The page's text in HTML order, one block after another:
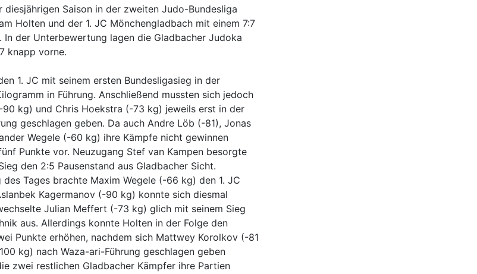
diesjährigen Saison in der zweiten Judo-Bundesliga
Holten und der 1. JC Mönchengladbach mit einem 7:7
In der Unterbewertung lagen die Gladbacher Judoka
knapp vorne.
1. JC mit seinem ersten Bundesligasieg in der
in Führung. Anschließend mussten sich jedoch
90 kg) und Chris Hoekstra (-73 kg) jeweils erst in der
geschlagen geben. Da auch Andre Löb (-81), Jonas
Wegele (-60 kg) ihre Kämpfe nicht gewinnen
Punkte vor. Neuzugang Stef van Kampen besorgte
den 2:5 Pausenstand aus Gladbacher Sicht.
Tages brachte Maxim Wegele (-66 kg) den 1. JC
Kagermanov (-90 kg) konnte sich diesmal
Julian Meffert (-73 kg) glich mit seinem Sieg
aus. Allerdings konnte Holten in der Folge den
Punkte erhöhen, nachdem sich Mattwey Korolkov (-81
kg) nach Waza-ari-Führung geschlagen geben
zwei restlichen Gladbacher Kämpfer ihre Partien